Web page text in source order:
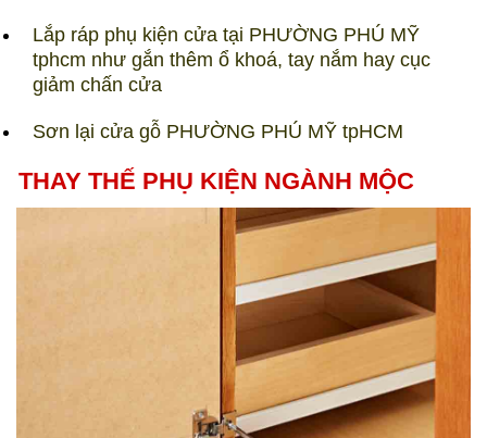
Lắp ráp phụ kiện cửa tại PHƯỜNG PHÚ MỸ
tphcm như gắn thêm ổ khoá, tay nắm hay cục
giảm chấn cửa
Sơn lại cửa gỗ PHƯỜNG PHÚ MỸ tpHCM
THAY THẾ PHỤ KIỆN NGÀNH MỘC